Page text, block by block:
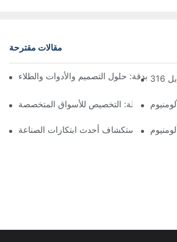
مقالات مقترحة
بدقة: حلول التصميم والأدوات والطلاء
المُشكَّلة: التخصيص للأسواق المتخصصة
الطلب: استكشاف أحدث ابتكارات الصناعة